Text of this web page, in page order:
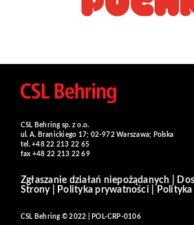
CSL Behring sp. z o.o.
ul. A. Branickiego 17; 02-972 Warszawa; Polska
tel. +48 22 213 22 65
fax +48 22 213 22 69
Zgłaszanie działań niepożądanych
Strony| Polityka prywatności
CSL Behring © 2022 | POL-CRP-0106